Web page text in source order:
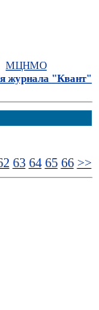
МЦНМО
журнала "Квант"
63 64 65 66 >>